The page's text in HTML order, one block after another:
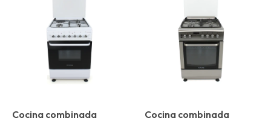
Cocina combinada
Cocina combinada